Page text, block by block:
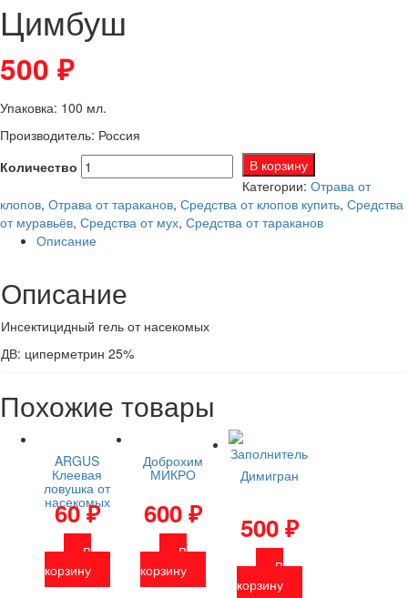
Цимбуш
500 ₽
Упаковка: 100 мл.
Производитель: Россия
Количество
В корзину
Категории: Отрава от
клопов, Отрава от тараканов, Средства от клопов купить, Средства
от муравьёв, Средства от мух, Средства от тараканов
Описание
Описание
Инсектицидный гель от насекомых
ДВ: циперметрин 25%
Похожие товары
ARGUS
Клеевая
ловушка от
насекомых
60₽
В
корзину
Доброхим
МИКРО
600₽
В
корзину
Димигран
500₽
В
корзину